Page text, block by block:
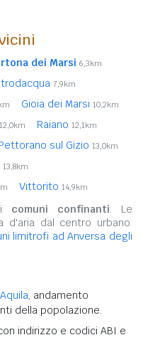
dei Marsi 6,3km
7,9km
Gioia dei Marsi 10,2km
12,0km Raiano 12,1km
sul Gizio 13,0km
13,8km
Vittorito 14,9km
i comuni confinanti. Le
d'aria dal centro urbano.
limitrofi ad Anversa degli
, andamento
della popolazione.
indirizzo e codici ABI e